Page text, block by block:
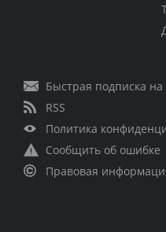
Быстрая подписка на
RSS
Политика
Сообщить об ошибке
Правовая